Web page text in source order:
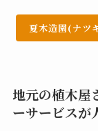
夏木造園(ナツ
地元の植木屋
ーサービスが